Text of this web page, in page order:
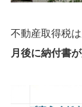
不動産取得税は
月後に納付書が